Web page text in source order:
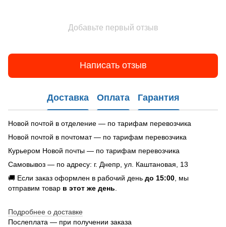
Добавьте первый отзыв
Написать отзыв
Доставка Оплата Гарантия
Новой почтой в отделение — по тарифам перевозчика
Новой почтой в почтомат — по тарифам перевозчика
Курьером Новой почты — по тарифам перевозчика
Самовывоз — по адресу: г. Днепр, ул. Каштановая, 13
🚚 Если заказ оформлен в рабочий день до 15:00 , мы
отправим товар в этот же день
Подробнее о доставке
Послеплата — при получении заказа